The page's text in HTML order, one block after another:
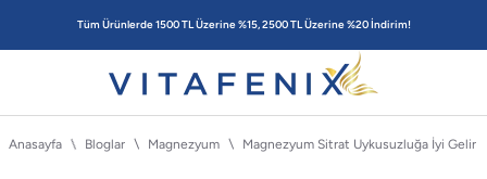
Tüm Ürünlerde 1500 TL Üzerine %15, 2500 TL Üzerine %20 İndirim!
Anasayfa Bloglar Magnezyum Magnezyum Sitrat Uykusuzluğa İyi Gelir